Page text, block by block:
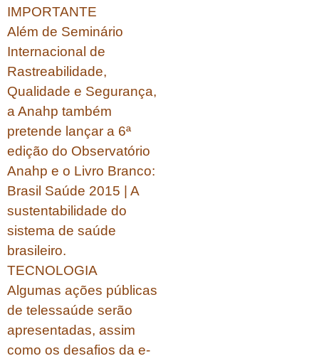
IMPORTANTE
Além de Seminário
Internacional de
Rastreabilidade,
Qualidade e Segurança,
a Anahp também
pretende lançar a 6ª
edição do Observatório
Anahp e o Livro Branco:
Brasil Saúde 2015 | A
sustentabilidade do
sistema de saúde
brasileiro.
TECNOLOGIA
Algumas ações públicas
de telessaúde serão
apresentadas, assim
como os desafios da e-